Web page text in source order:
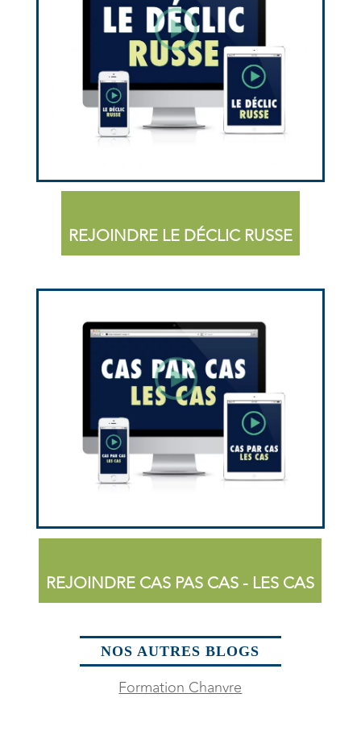
REJOINDRE LE DÉCLIC RUSSE
REJOINDRE CAS PAS CAS - LES CAS
NOS AUTRES BLOGS
Formation Chanvre